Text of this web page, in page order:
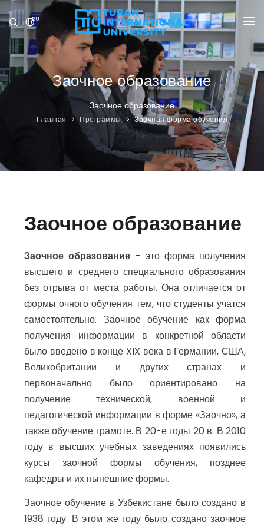
RU
УНИВЕРСИТЕТ
ПРОГРАММЫ
ИССЛЕДОВАНИЕ
МЕЖДУНАРОДНЫЕ ОТНОШЕНИЯ
Заочное образование
Заочное образование
Главная Программы Заочная форма обучения
Заочное образование
Заочное образование – это форма получения
высшего и среднего специального образования
без отрыва от места работы. Она отличается от
формы очного обучения тем, что студенты учатся
самостоятельно. Заочное обучение как форма
получения информации в конкретной области
было введено в конце XIX века в Германии, США,
Великобритании и других странах и
первоначально было ориентировано на
получение технической, военной и
педагогической информации в форме «Заочно», а
также обучение грамоте. В 20-е годы 20 в. В 2010
году в высших учебных заведениях появились
курсы заочной формы обучения, позднее
кафедры и их нынешние формы.
Заочное обучение в Узбекистане было создано в
1938 году. В этом же году было создано заочное